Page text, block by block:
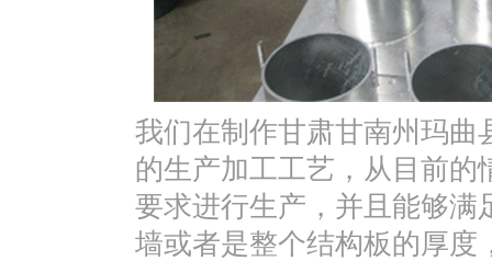
我们在制作甘肃甘南州玛曲
的生产加工工艺，从目前
要求进行生产，并且能够满
墙或者是整个结构板的厚度